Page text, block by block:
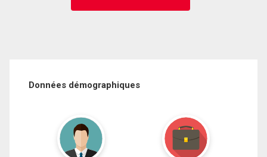
Données démographiques